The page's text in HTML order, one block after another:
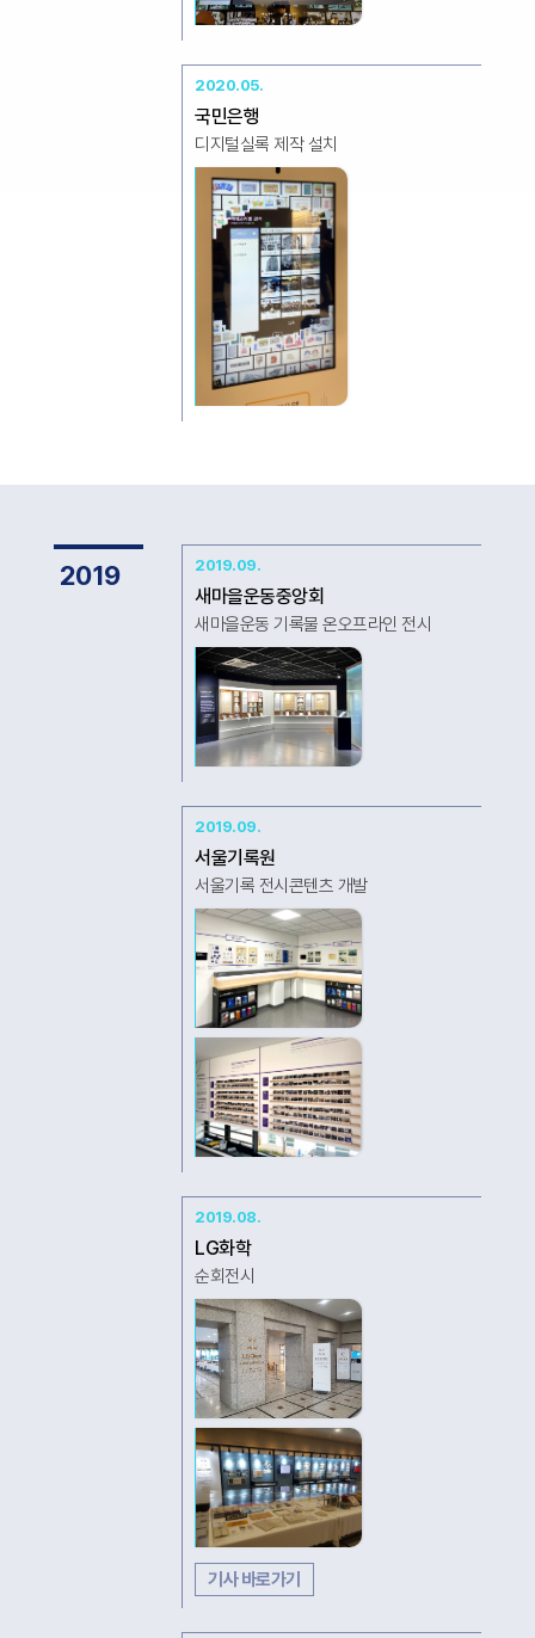
2020.05.
국민은행
디지털실록 제작 설치
2019 2019.09.
새마을운동중앙회
새마을운동 기록물 온오프라인 전시
2019.09.
서울기록원
서울기록 전시콘텐츠 개발
2019.08.
LG화학
순회전시
기사 바로가기